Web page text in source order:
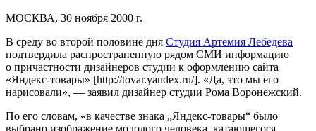
МОСКВА, 30 ноября 2000 г.
В среду во второй половине дня Студия Артемия Лебедева
подтвердила распространенную рядом СМИ информацию
о причастности дизайнеров студии к оформлению сайта
«Яндекс-товары» [http://tovar.yandex.ru/]. «Да, это мы его
нарисовали», — заявил дизайнер студии Рома Воронежский.
По его словам, «в качестве знака „Яндекс-товары“ было
выбрано изображение молодого человека, катающегося